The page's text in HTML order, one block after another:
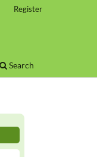
Search
Register